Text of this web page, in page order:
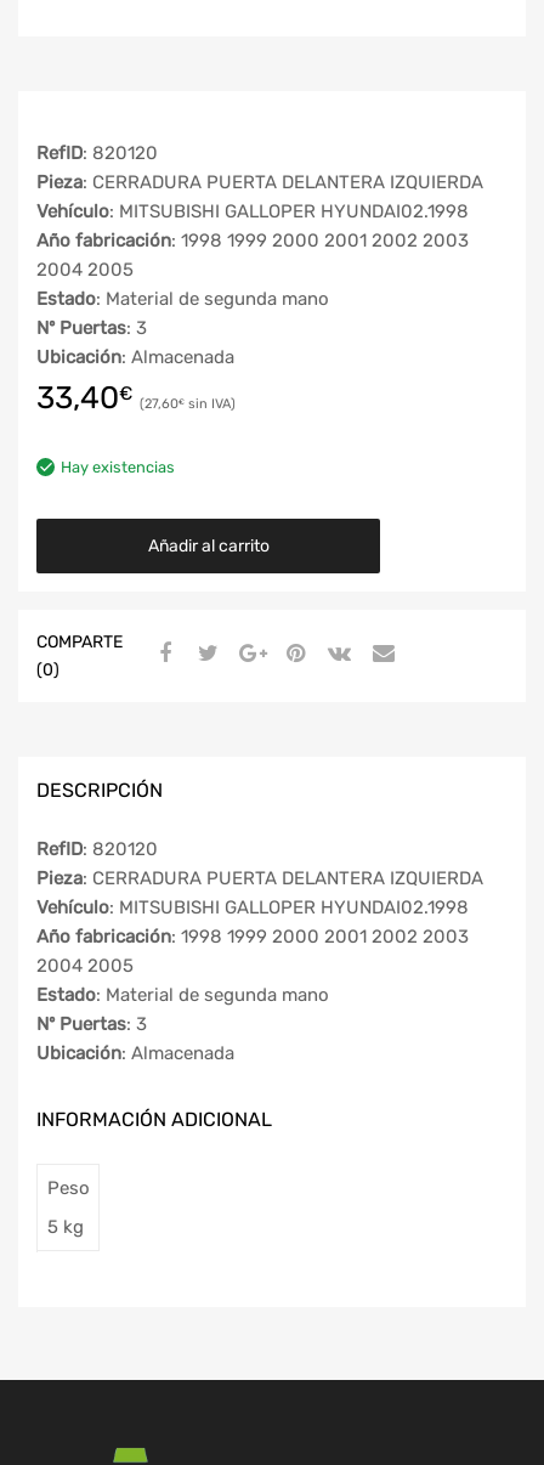
RefID: 820120
Pieza: CERRADURA PUERTA DELANTERA IZQUIERDA
Vehículo: MITSUBISHI GALLOPER HYUNDAI02.1998
Año fabricación: 1998 1999 2000 2001 2002 2003
2004 2005
Estado: Material de segunda mano
Nº Puertas: 3
Ubicación: Almacenada
33,40€ 27,60€
Hay existencias
Añadir al carrito
COMPARTE
(0)
DESCRIPCIÓN
RefID: 820120
Pieza: CERRADURA PUERTA DELANTERA IZQUIERDA
Vehículo: MITSUBISHI GALLOPER HYUNDAI02.1998
Año fabricación: 1998 1999 2000 2001 2002 2003
2004 2005
Estado: Material de segunda mano
Nº Puertas: 3
Ubicación: Almacenada
INFORMACIÓN ADICIONAL
Peso
5 kg